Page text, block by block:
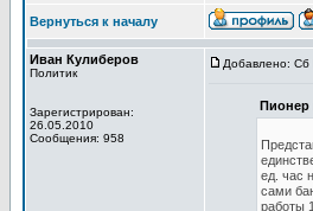
Вернуться к началу
Иван Кулиберов
Политик
Зарегистрирован:
26.05.2010
Сообщения: 958
Добавлено:
Пионер
ед. час
сами
работы